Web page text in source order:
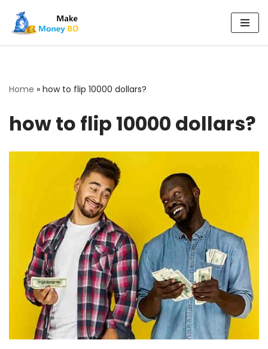
Skip
to
Home » how to flip 10000 dollars?
how to flip 10000 dollars?